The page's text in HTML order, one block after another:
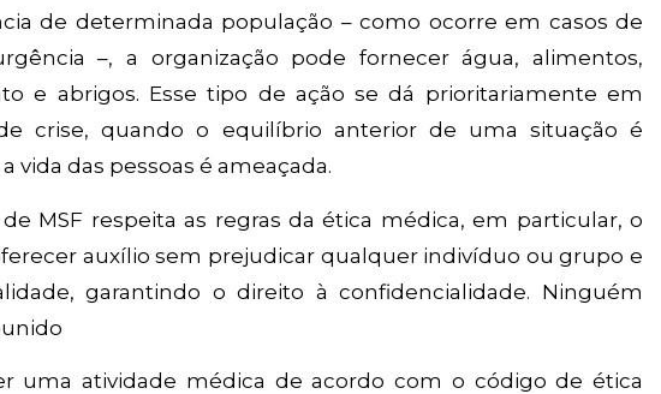
de determinada população – como ocorre em casos de
–, a organização pode fornecer água, alimentos,
e abrigos. Esse tipo de ação se dá prioritariamente em
crise, quando o equilíbrio anterior de uma situação é
vida das pessoas é ameaçada.
MSF respeita as regras da ética médica, em particular, o
auxílio sem prejudicar qualquer indivíduo ou grupo e
garantindo o direito à confidencialidade. Ninguém
uma atividade médica de acordo com o código de ética